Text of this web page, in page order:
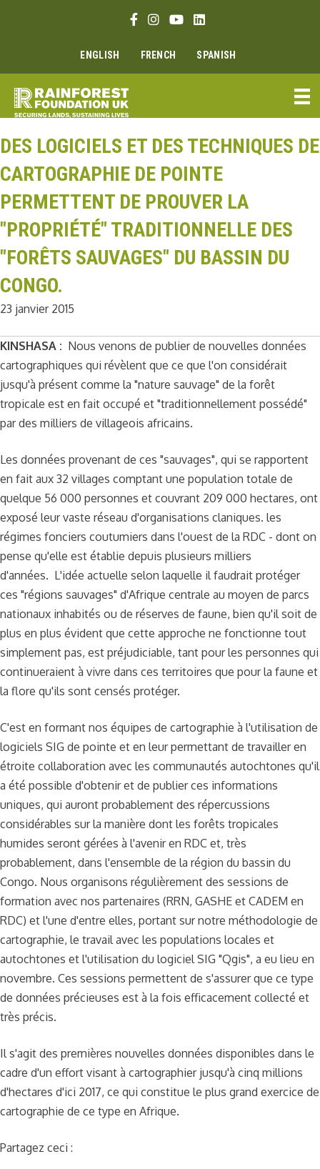
Lien Facebook
Lien Instagram
Lien Youtube
Linkedin link
ENGLISH FRENCH SPANISH
DES LOGICIELS ET DES TECHNIQUES DE
CARTOGRAPHIE DE POINTE
PERMETTENT DE PROUVER LA
"PROPRIÉTÉ" TRADITIONNELLE DES
"FORÊTS SAUVAGES" DU BASSIN DU
CONGO.
23 janvier 2015
KINSHASA : Nous venons de publier de nouvelles données
cartographiques qui révèlent que ce que l'on considérait
jusqu'à présent comme la "nature sauvage" de la forêt
tropicale est en fait occupé et "traditionnellement possédé"
par des milliers de villageois africains.
Les données provenant de ces "sauvages", qui se rapportent
en fait aux 32 villages comptant une population totale de
quelque 56 000 personnes et couvrant 209 000 hectares, ont
exposé leur vaste réseau d'organisations claniques. les
régimes fonciers coutumiers dans l'ouest de la RDC - dont on
pense qu'elle est établie depuis plusieurs milliers
d'années. L'idée actuelle selon laquelle il faudrait protéger
ces "régions sauvages" d'Afrique centrale au moyen de parcs
nationaux inhabités ou de réserves de faune, bien qu'il soit de
plus en plus évident que cette approche ne fonctionne tout
simplement pas, est préjudiciable, tant pour les personnes qui
continueraient à vivre dans ces territoires que pour la faune et
la flore qu'ils sont censés protéger.
C'est en formant nos équipes de cartographie à l'utilisation de
logiciels SIG de pointe et en leur permettant de travailler en
étroite collaboration avec les communautés autochtones qu'il
a été possible d'obtenir et de publier ces informations
uniques, qui auront probablement des répercussions
considérables sur la manière dont les forêts tropicales
humides seront gérées à l'avenir en RDC et, très
probablement, dans l'ensemble de la région du bassin du
Congo. Nous organisons régulièrement des sessions de
formation avec nos partenaires (RRN, GASHE et CADEM en
RDC) et l'une d'entre elles, portant sur notre méthodologie de
cartographie, le travail avec les populations locales et
autochtones et l'utilisation du logiciel SIG "Qgis", a eu lieu en
novembre. Ces sessions permettent de s'assurer que ce type
de données précieuses est à la fois efficacement collecté et
très précis.
Il s'agit des premières nouvelles données disponibles dans le
cadre d'un effort visant à cartographier jusqu'à cinq millions
d'hectares d'ici 2017, ce qui constitue le plus grand exercice de
cartographie de ce type en Afrique.
Partagez ceci :